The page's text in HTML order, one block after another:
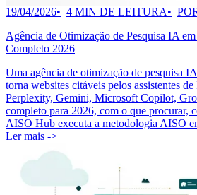
19/04/2026 4 MIN DE LEITURA
Agência de Otimização de Pesquisa IA
Completo 2026
Uma agência de otimização de pesquisa
torna websites citáveis pelos assistentes
Perplexity, Gemini, Microsoft Copilot,
completo para 2026, com o que procurar,
AISO Hub executa a metodologia AISO
Ler mais ->